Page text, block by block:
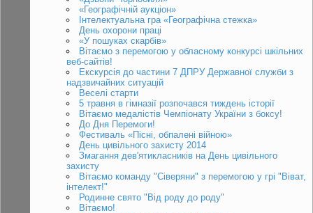
«Географічній аукціон»
Інтелектуальна гра «Географічна стежка»
День охорони праці
«У пошуках скарбів»
Вітаємо з перемогою у обласному конкурсі шкільних
веб-сайтів!
Екскурсія до частини 7 ДПРУ Державної служби з
надзвичайних ситуацій
Веселі старти
5 травня в гімназії розпочався тиждень історії
Вітаємо медалістів Чемпіонату України з боксу!
До Дня Перемоги!
Фестиваль «Пісні, обпалені війною»
День цивільного захисту 2014
Змагання дев'ятикласників на День цивільного
захисту
Вітаємо команду "Сіверяни" з перемогою у грі "Віват,
інтелект!"
Родинне свято "Від роду до роду"
Вітаємо!